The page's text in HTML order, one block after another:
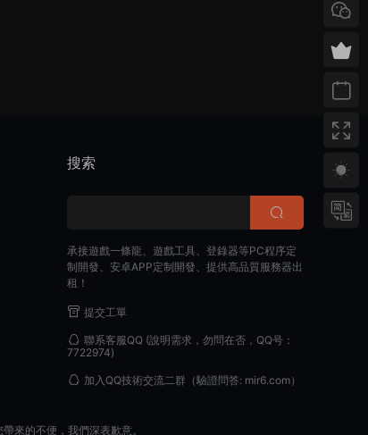
搜索
承接遊戲一條龍、遊戲工具、登錄器等PC程序定
制開發、安卓APP定制開發、提供高品質服務器出
租！
提交工單
聯系客服QQ(說明需求，勿問在否，QQ号：
7722974)
加入QQ技術交流二群（驗證問答: mir6.com）
來的不便，我們深表歉意。